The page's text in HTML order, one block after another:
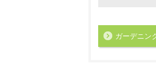
ガーデニン